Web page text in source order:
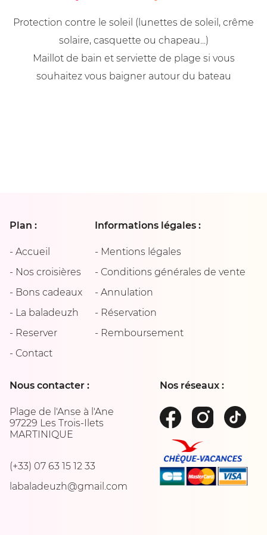
Protection contre le soleil (lunettes de soleil, crême
solaire, casquette ou chapeau...)
Maillot de bain et serviette de plage si vous
souhaitez vous baigner autour du bateau
Plan :
- Accueil
- Nos croisières
- Bons cadeaux
- La baladeuzh
- Reserver
- Contact
Informations légales :
- Mentions légales
- Conditions générales de vente
- Annulation
- Réservation
- Remboursement
Nous contacter :
Plage de l'Anse à l'Ane
97229 Les Trois-Ilets
MARTINIQUE
(+33) 07 63 15 12 33
labaladeuzh@gmail.com
Nos réseaux :